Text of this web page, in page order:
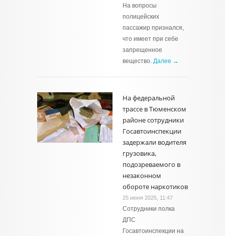
На вопросы
полицейских
пассажир признался,
что имеет при себе
запрещенное
вещество. Далее →
На федеральной
трассе в Тюменском
районе сотрудники
Госавтоинспекции
задержали водителя
грузовика,
подозреваемого в
незаконном
обороте наркотиков
25 июня 2025, 11:47
Сотрудники полка
ДПС
Госавтоинспекции на